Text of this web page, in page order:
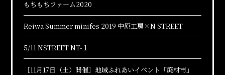
もちもちファーム2020
Reiwa Summer minifes 2019 中原工房×N STREET
5/11 NSTREET NT-１
［11月17日（土）開催］地域ふれあいイベント「廃材市」